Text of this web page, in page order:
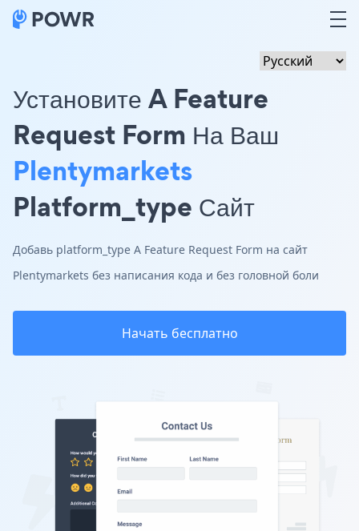
Установите A Feature
Request Form На Ваш
Plentymarkets
Platform_type Сайт
Добавь platform_type A Feature Request Form на сайт
Plentymarkets без написания кода и без головной боли
Начать бесплатно